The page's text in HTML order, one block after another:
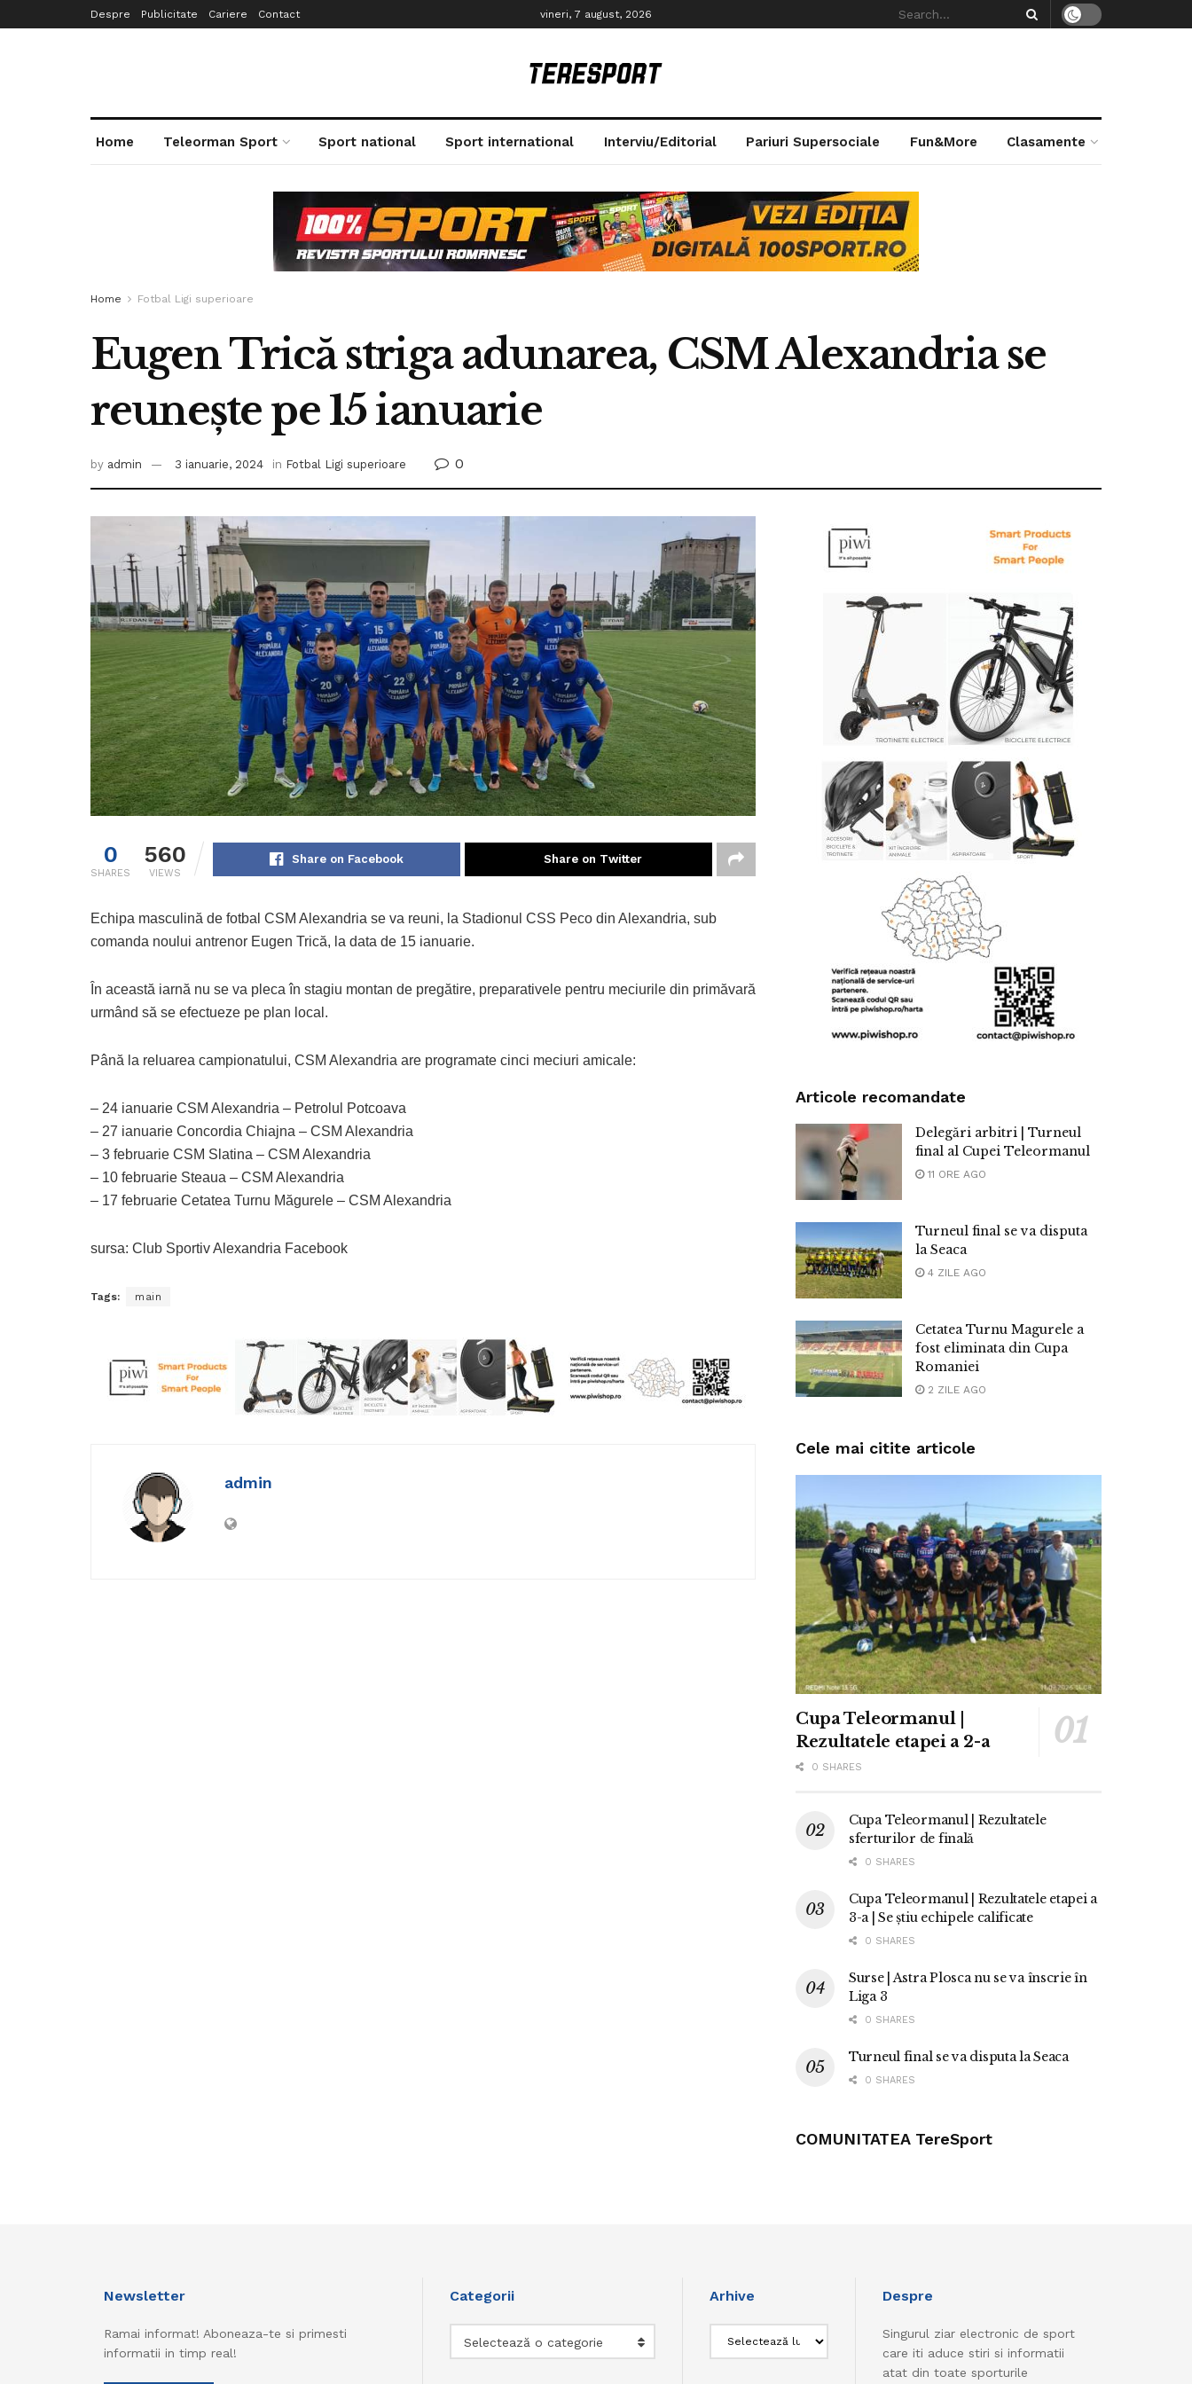
Despre Publicitate Cariere Contact vineri, 7 august, 2026
Home Teleorman Sport Sport national Sport international Interviu/Editorial Pariuri Supersociale Fun&More Clasamente
Home Fotbal Ligi superioare
Eugen Trică striga adunarea, CSM Alexandria se
reunește pe 15 ianuarie
by admin 3 ianuarie, 2024 in Fotbal Ligi superioare 0
0
SHARES
560
VIEWS
Share on Facebook Share on Twitter
Echipa masculină de fotbal CSM Alexandria se va reuni, la Stadionul CSS Peco din Alexandria, sub
comanda noului antrenor Eugen Trică, la data de 15 ianuarie.
În această iarnă nu se va pleca în stagiu montan de pregătire, preparativele pentru meciurile din primăvară
urmând să se efectueze pe plan local.
Până la reluarea campionatului, CSM Alexandria are programate cinci meciuri amicale:
– 24 ianuarie CSM Alexandria – Petrolul Potcoava
– 27 ianuarie Concordia Chiajna – CSM Alexandria
– 3 februarie CSM Slatina – CSM Alexandria
– 10 februarie Steaua – CSM Alexandria
– 17 februarie Cetatea Turnu Măgurele – CSM Alexandria
sursa: Club Sportiv Alexandria Facebook
Tags: main
admin
Articole recomandate
Delegări arbitri | Turneul
final al Cupei Teleormanul
11 ORE AGO
Turneul final se va disputa
la Seaca
4 ZILE AGO
Cetatea Turnu Magurele a
fost eliminata din Cupa
Romaniei
2 ZILE AGO
Cele mai citite articole
Cupa Teleormanul |
Rezultatele etapei a 2-a
0 SHARES
Cupa Teleormanul | Rezultatele
sferturilor de finală
0 SHARES
Cupa Teleormanul | Rezultatele etapei a
3-a | Se știu echipele calificate
0 SHARES
Surse | Astra Plosca nu se va înscrie în
Liga 3
0 SHARES
Turneul final se va disputa la Seaca
0 SHARES
COMUNITATEA TereSport
Newsletter
Ramai informat! Aboneaza-te si primesti
informatii in timp real!
Categorii
Selectează o categorie
Arhive Despre
Singurul ziar electronic de sport
care iti aduce stiri si informatii
atat din toate sporturile